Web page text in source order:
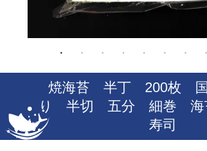
焼海苔 半丁 200枚
り 半切 五分 細巻 海
寿司